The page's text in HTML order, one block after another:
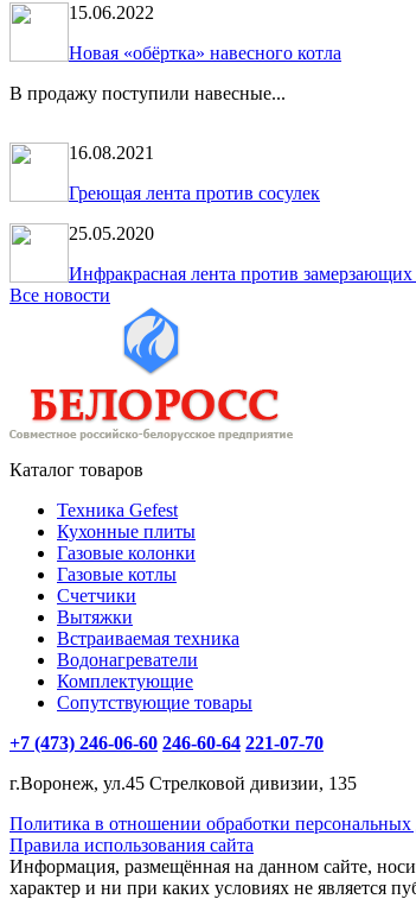
15.06.2022
Новая «обёртка» навесного котла
В продажу поступили навесные...
16.08.2021
Греющая лента против сосулек
25.05.2020
Инфракрасная лента против
Все новости
Каталог товаров
Техника Gefest
Кухонные плиты
Газовые колонки
Газовые котлы
Счетчики
Вытяжки
Встраиваемая техника
Водонагреватели
Комплектующие
Сопутствующие товары
+7 (473) 246-06-60 246-60-64 221-07-70
г.Воронеж, ул.45 Стрелковой дивизии, 135
Политика в отношении обработки
Правила использования сайта
Информация, размещённая на данном сайте,
характер и ни при каких условиях не является